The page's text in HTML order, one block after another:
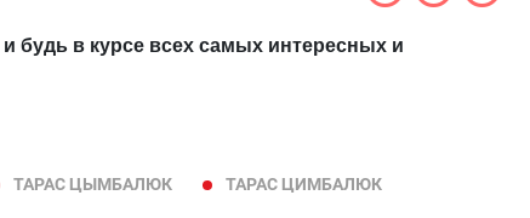
и будь в курсе всех самых интересных и
ТАРАС ЦЫМБАЛЮК ТАРАС ЦИМБАЛЮК